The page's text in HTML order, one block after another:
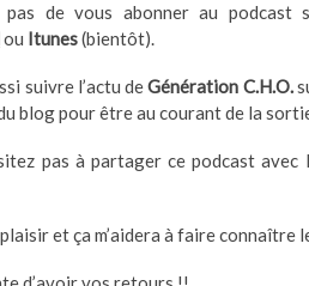
pas de vous abonner au podcast
ou Itunes(bientôt).
suivre l’actu deGénération C.H.O.
blog pour être au courant de la
pas à partager ce podcast
et ça m’aidera à faire connaître